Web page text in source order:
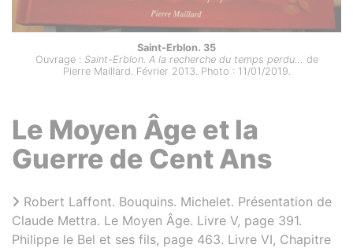
Saint-Erblon. 35
Ouvrage : Saint-Erblon. A la recherche du temps perdu…
de
Pierre Maillard. Février 2013. Photo : 11/01/2019.
Le Moyen Âge et la
Guerre de Cent Ans
Robert Laffont. Bouquins. Michelet. Présentation de
Claude Mettra. Le Moyen Âge. Livre V, page 391.
Philippe le Bel et ses fils, page 463. Livre VI, Chapitre